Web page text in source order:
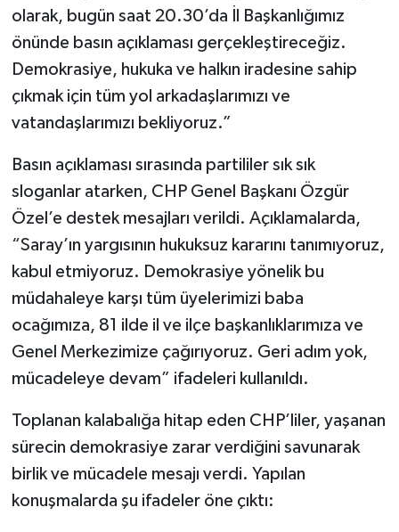
olarak, bugün saat 20.30’da İl Başkanlığımız
önünde basın açıklaması gerçekleştireceğiz.
Demokrasiye, hukuka ve halkın iradesine sahip
çıkmak için tüm yol arkadaşlarımızı ve
vatandaşlarımızı bekliyoruz.”
Basın açıklaması sırasında partililer sık sık
sloganlar atarken, CHP Genel Başkanı Özgür
Özel’e destek mesajları verildi. Açıklamalarda,
“Saray’ın yargısının hukuksuz kararını tanımıyoruz,
kabul etmiyoruz. Demokrasiye yönelik bu
müdahaleye karşı tüm üyelerimizi baba
ocağımıza, 81 ilde il ve ilçe başkanlıklarımıza ve
Genel Merkezimize çağırıyoruz. Geri adım yok,
mücadeleye devam” ifadeleri kullanıldı.
Toplanan kalabalığa hitap eden CHP’liler, yaşanan
sürecin demokrasiye zarar verdiğini savunarak
birlik ve mücadele mesajı verdi. Yapılan
konuşmalarda şu ifadeler öne çıktı: